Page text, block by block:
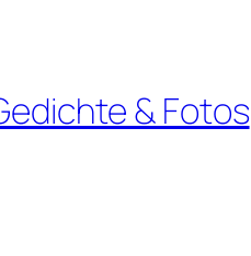
& Fotos